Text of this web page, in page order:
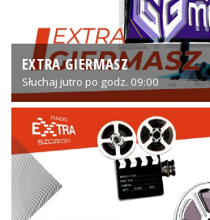
EXTRA GIERMASZ
Słuchaj jutro po godz. 09:00